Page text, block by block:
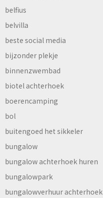
belfius
belvilla
beste social media
bijzonder plekje
binnenzwembad
biotel achterhoek
boerencamping
bol
buitengoed het sikkeler
bungalow
bungalow achterhoek huren
bungalowpark
bungalowverhuur achterhoek